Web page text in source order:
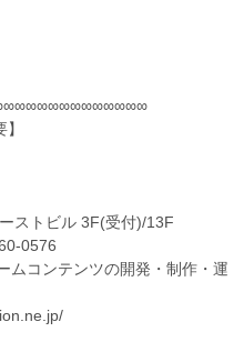
ストビル 3F(受付)/13F
0576
コンテンツの開発・制作・運